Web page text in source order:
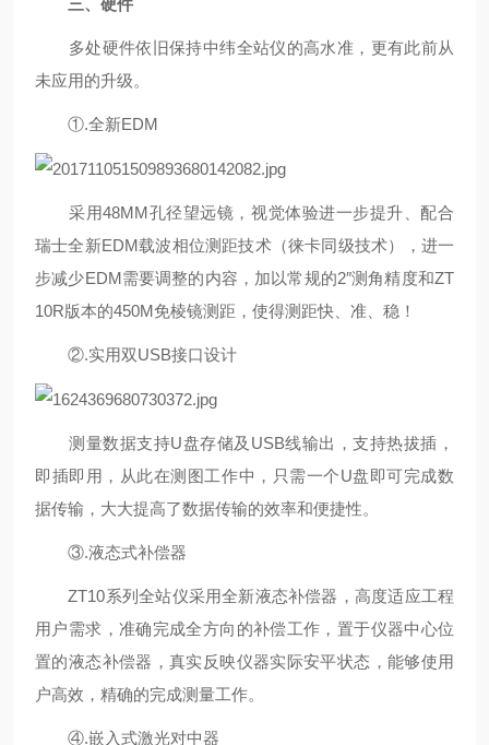
三、硬件
多处硬件依旧保持中纬全站仪的高水准，更有此前从
未应用的升级。
①.全新EDM
采用48MM孔径望远镜，视觉体验进一步提升、配合
瑞士全新EDM载波相位测距技术（徕卡同级技术），进一
步减少EDM需要调整的内容，加以常规的2″测角精度和ZT
10R版本的450M免棱镜测距，使得测距快、准、稳！
②.实用双USB接口设计
测量数据支持U盘存储及 USB线输出，支持热拔插，
即插即用，从此在测图工作中，只需一个U盘即可完成数
据传输，大大提高了数据传输的效率和便捷性。
③.液态式补偿器
ZT10系列全站仪采用全新液态补偿器，高度适应工程
用户需求，准确完成全方向的补偿工作，置于仪器中心位
置的液态补偿器，真实反映仪器实际安平状态，能够使用
户高效，精确的完成测量工作。
④.嵌入式激光对中器